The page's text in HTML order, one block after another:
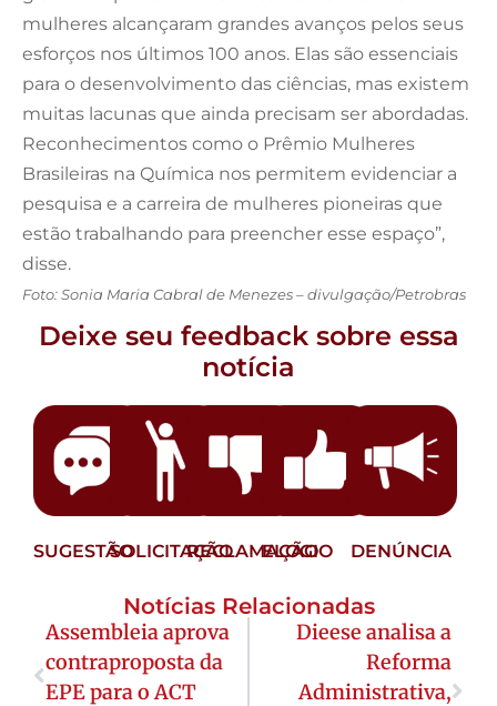
mulheres alcançaram grandes avanços pelos seus
esforços nos últimos 100 anos. Elas são essenciais
para o desenvolvimento das ciências, mas existem
muitas lacunas que ainda precisam ser abordadas.
Reconhecimentos como o Prêmio Mulheres
Brasileiras na Química nos permitem evidenciar a
pesquisa e a carreira de mulheres pioneiras que
estão trabalhando para preencher esse espaço”,
disse.
Foto: Sonia Maria Cabral de Menezes – divulgação/Petrobras
Deixe seu feedback sobre essa
notícia
SUGESTÃOSOLICITAÇÃORECLAMAÇÃO
ELOGIO DENÚNCIA
Notícias Relacionadas
Assembleia aprova
contraproposta da
EPE para o ACT
Dieese analisa a
Reforma
Administrativa,